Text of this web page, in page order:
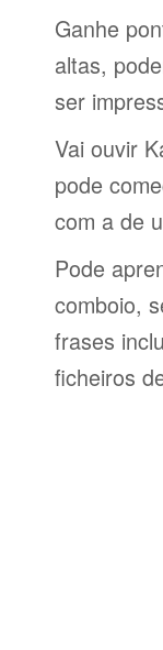
Ganhe
altas,
ser
Vai ouvir
pode
com a de
Pode
comboio,
frases
ficheiros